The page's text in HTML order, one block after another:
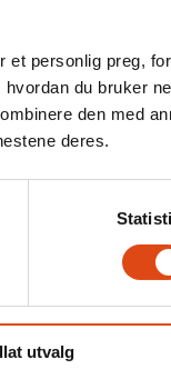
personlig preg,
du bruker
den med
deres.
utvalg
er ny
kan du melde